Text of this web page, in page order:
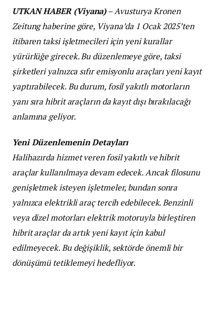
UTKAN HABER (Viyana)– Avusturya Kronen
Zeitung haberine göre, Viyana’da 1 Ocak 2025’ten
itibaren taksi işletmecileri için yeni kurallar
yürürlüğe girecek. Bu düzenlemeye göre, taksi
şirketleri yalnızca sıfır emisyonlu araçları yeni kayıt
yaptırabilecek. Bu durum, fosil yakıtlı motorların
yanı sıra hibrit araçların da kayıt dışı bırakılacağı
anlamına geliyor.
Yeni Düzenlemenin Detayları
Halihazırda hizmet veren fosil yakıtlı ve hibrit
araçlar kullanılmaya devam edecek. Ancak filosunu
genişletmek isteyen işletmeler, bundan sonra
yalnızca elektrikli araç tercih edebilecek. Benzinli
veya dizel motorları elektrik motoruyla birleştiren
hibrit araçlar da artık yeni kayıt için kabul
edilmeyecek. Bu değişiklik, sektörde önemli bir
dönüşümü tetiklemeyi hedefliyor.